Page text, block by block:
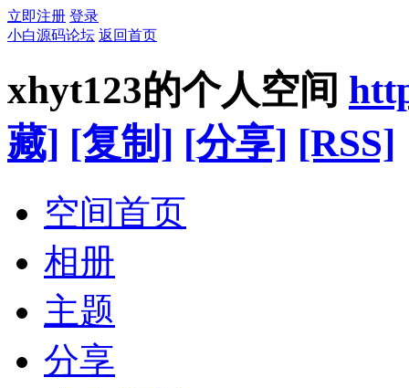
立即注册 登录
小白源码论坛 返回首页
xhyt123的个人空间
藏] [复制] [分享] [RSS]
空间首页
相册
主题
分享